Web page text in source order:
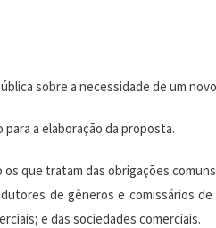
sobre a necessidade de um
a elaboração da proposta.
que tratam das obrigações
de gêneros e comissários
e das sociedades comerciais.